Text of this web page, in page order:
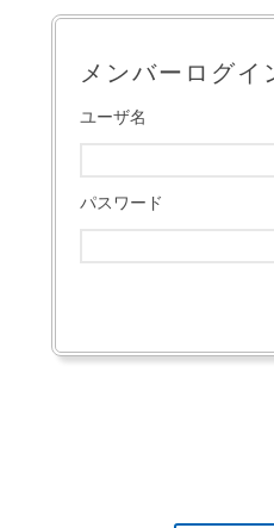
メンバーログイ
ユーザ名
パスワード